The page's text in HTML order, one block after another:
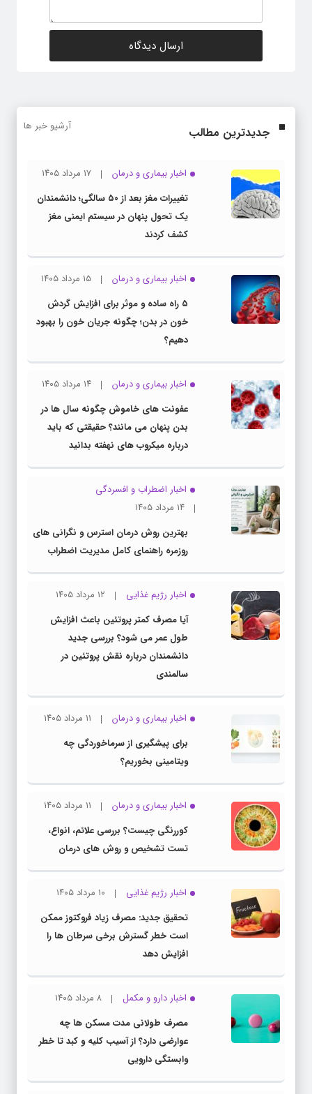
جدیدترین مطالب آرشیو خبر ها
اخبار بیماری و درمان
۱۷ مرداد ۱۴۰۵
تغییرات مغز بعد از ۵۰ سالگی؛ دانشمندان
یک تحول پنهان در سیستم ایمنی مغز
کشف کردند
اخبار بیماری و درمان
۱۵ مرداد ۱۴۰۵
۵ راه ساده و موثر برای افزایش گردش
خون در بدن؛ چگونه جریان خون را بهبود
دهیم؟
اخبار بیماری و درمان
۱۴ مرداد ۱۴۰۵
عفونت های خاموش چگونه سال ها در
بدن پنهان می مانند؟ حقیقتی که باید
درباره میکروب های نهفته بدانید
اخبار اضطراب و افسردگی
۱۴ مرداد ۱۴۰۵
بهترین روش درمان استرس و نگرانی های
روزمره راهنمای کامل مدیریت اضطراب
اخبار رژیم غذایی
۱۲ مرداد ۱۴۰۵
آیا مصرف کمتر پروتئین باعث افزایش
طول عمر می شود؟ بررسی جدید
دانشمندان درباره نقش پروتئین در
سالمندی
اخبار بیماری و درمان
۱۱ مرداد ۱۴۰۵
برای پیشگیری از سرماخوردگی چه
ویتامینی بخوریم؟
اخبار بیماری و درمان
۱۱ مرداد ۱۴۰۵
کوررنگی چیست؟ بررسی علائم، انواع،
تست تشخیص و روش های درمان
اخبار رژیم غذایی
۱۰ مرداد ۱۴۰۵
تحقیق جدید: مصرف زیاد فروکتوز ممکن
است خطر گسترش برخی سرطان ها را
افزایش دهد
اخبار دارو و مکمل
۸ مرداد ۱۴۰۵
مصرف طولانی مدت مسکن ها چه
عوارضی دارد؟ از آسیب کلیه و کبد تا خطر
وابستگی دارویی